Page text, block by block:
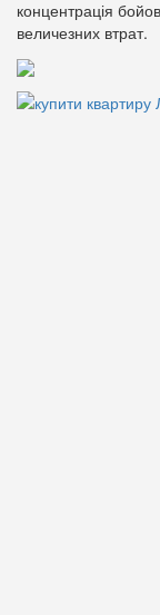
концентрація
величезних втрат.